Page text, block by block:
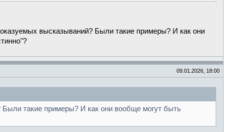
высказываний? Были такие примеры? И как они
09.01.2026, 18:00
Были такие примеры? И как они вообще могут быть